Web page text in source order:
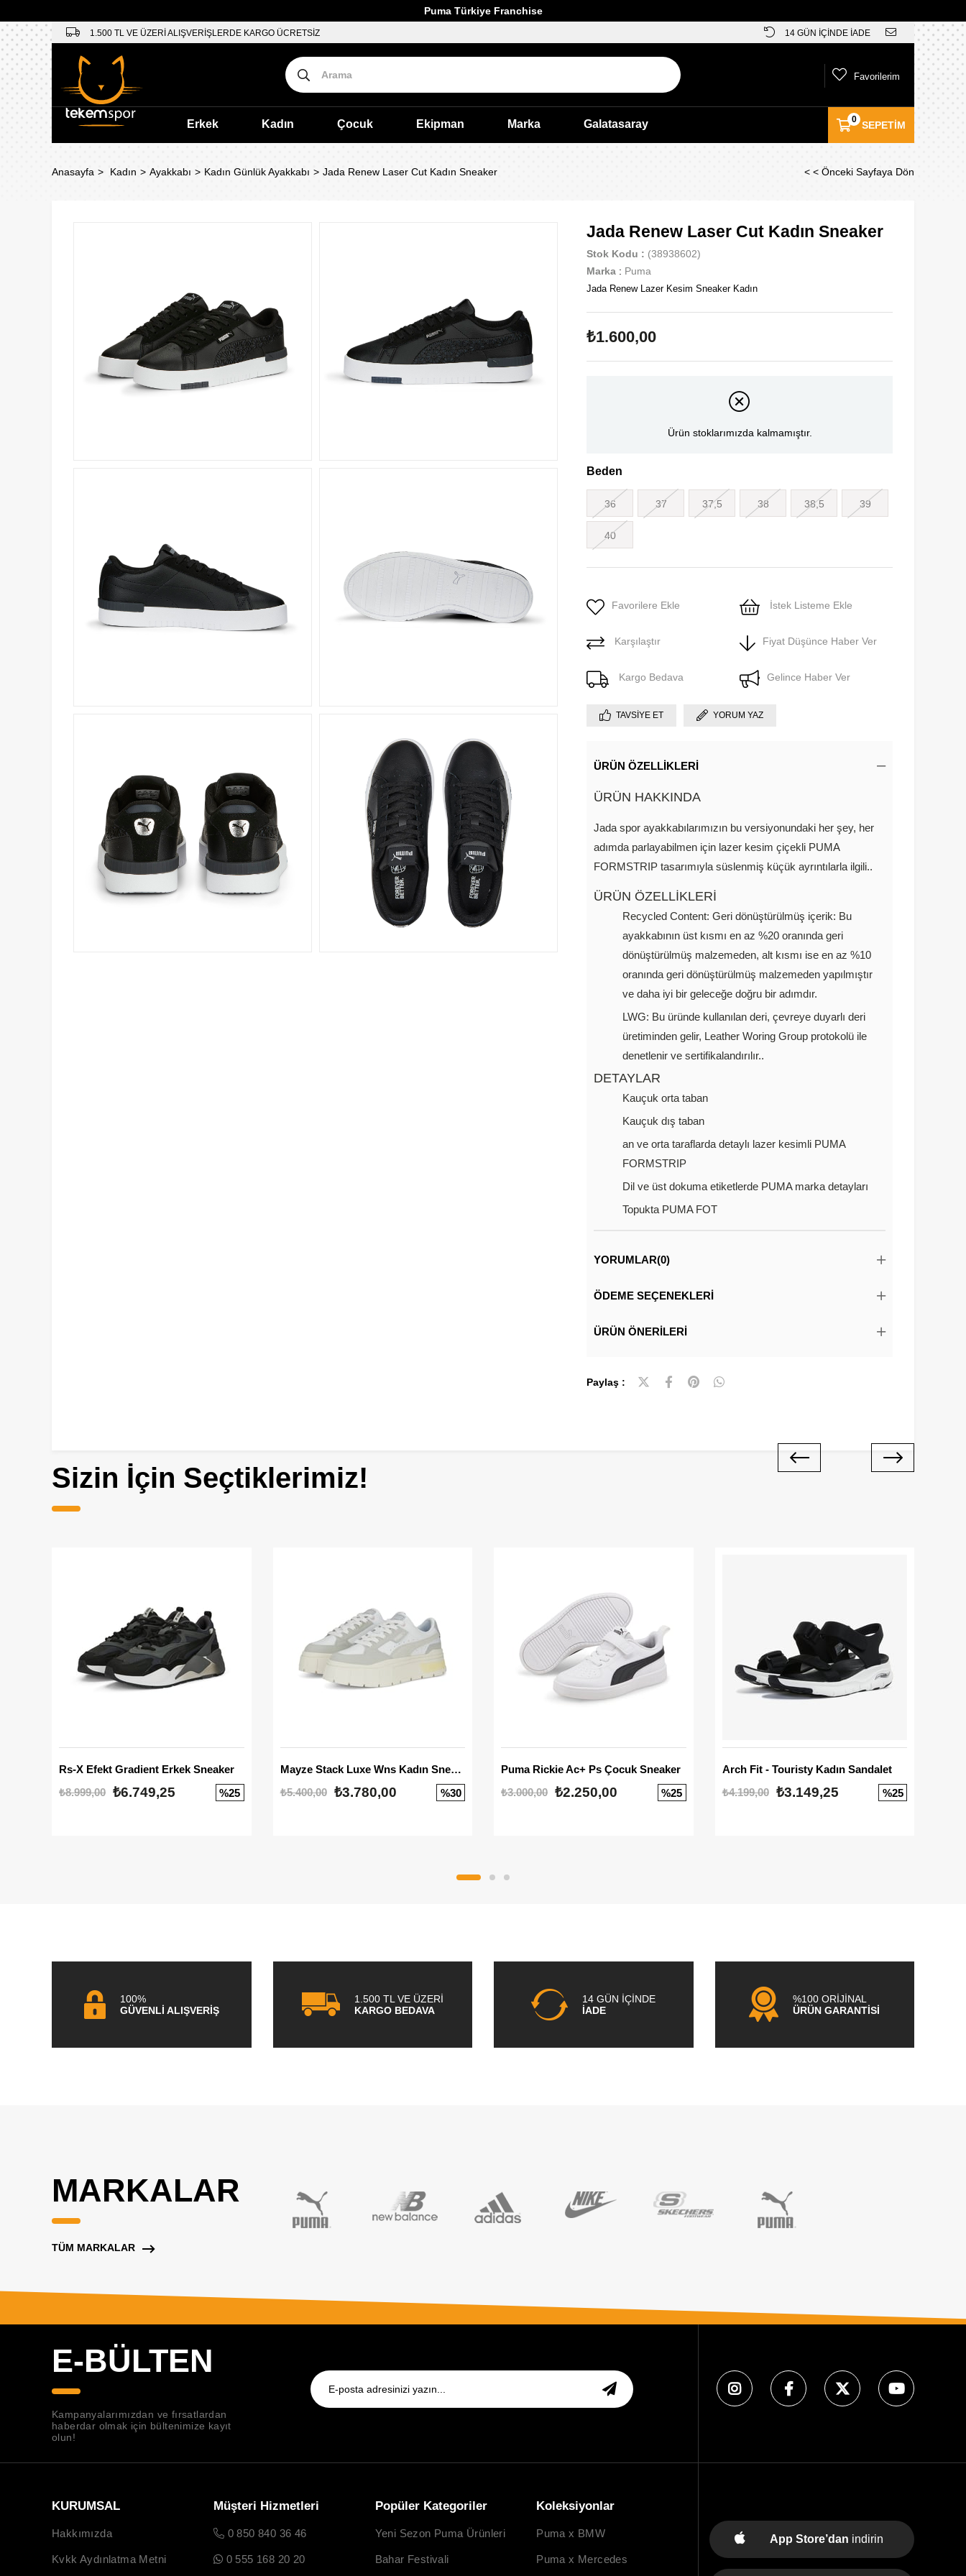
Puma Türkiye Franchise
1.500 TL VE ÜZERİ ALIŞVERİŞLERDE KARGO ÜCRETSİZ 14 GÜN İÇİNDE İADE
SEPETIM
0
Favorilerim
Erkek Kadın Çocuk Ekipman Marka Galatasaray
Anasayfa Kadın Ayakkabı Kadın Günlük Ayakkabı Jada Renew Laser Cut Kadın Sneaker < < Önceki Sayfaya Dön
Jada Renew Laser Cut Kadın Sneaker
Stok Kodu
(38938602)
Marka : Puma
Jada Renew Lazer Kesim Sneaker Kadın
₺1.600,00
Ürün stoklarımızda kalmamıştır.
Beden
36 37 37,5 38 38,5 39
40
Favorilere Ekle İstek Listeme Ekle
Karşılaştır Fiyat Düşünce Haber Ver
Kargo Bedava Gelince Haber Ver
TAVSIYE ET YORUM YAZ
ÜRÜN ÖZELLIKLERI
ÜRÜN HAKKINDA
Jada spor ayakkabılarımızın bu versiyonundaki her şey, her
adımda parlayabilmen için lazer kesim çiçekli PUMA
FORMSTRIP tasarımıyla süslenmiş küçük ayrıntılarla ilgili..
ÜRÜN ÖZELLİKLERİ
Recycled Content: Geri dönüştürülmüş içerik: Bu
ayakkabının üst kısmı en az %20 oranında geri
dönüştürülmüş malzemeden, alt kısmı ise en az %10
oranında geri dönüştürülmüş malzemeden yapılmıştır
ve daha iyi bir geleceğe doğru bir adımdır.
LWG: Bu üründe kullanılan deri, çevreye duyarlı deri
üretiminden gelir, Leather Woring Group protokolü ile
denetlenir ve sertifikalandırılır..
DETAYLAR
Kauçuk orta taban
Kauçuk dış taban
an ve orta taraflarda detaylı lazer kesimli PUMA
FORMSTRIP
Dil ve üst dokuma etiketlerde PUMA marka detayları
Topukta PUMA FOT
YORUMLAR(0)
ÖDEME SEÇENEKLERI
ÜRÜN ÖNERILERI
Paylaş :
Sizin İçin Seçtiklerimiz!
Rs-X Efekt Gradient Erkek Sneaker
₺8.999,00 ₺6.749,25 %25
Mayze Stack Luxe Wns Kadın Sneaker
₺5.400,00
₺3.780,00 %30
Puma Rickie Ac+ Ps Çocuk Sneaker
₺3.000,00 ₺2.250,00 %25
Arch Fit - Touristy Kadın Sandalet
₺4.199,00
₺3.149,25 %25
100%
GÜVENLİ ALIŞVERİŞ
1.500 TL VE ÜZERİ
KARGO BEDAVA
14 GÜN İÇİNDE
İADE
%100 ORİJİNAL
ÜRÜN GARANTİSİ
MARKALAR
TÜM MARKALAR
E-BÜLTEN
Kampanyalarımızdan ve fırsatlardan
haberdar olmak için bültenimize kayıt
olun!
KURUMSAL
Hakkımızda
Kvkk Aydınlatma Metni
Müşteri Hizmetleri
0 850 840 36 46
0 555 168 20 20
Popüler Kategoriler
Yeni Sezon Puma Ürünleri
Bahar Festivali
Koleksiyonlar
Puma x BMW
Puma x Mercedes
App Store’dan indirin